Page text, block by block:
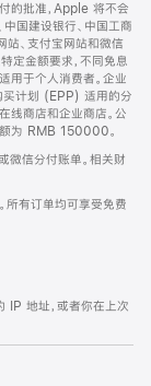
的批准，Apple 将不会
国建设银行、中国工商
站、支付宝网站和微信
定金额要求，不同免息
用于个人消费者。企业
计划 (EPP) 适用的分
线商店和企业商店。公
为 RMB 150000。
微信分付账单。相关财
所有订单均可享受免费
IP 地址，或者你在上次